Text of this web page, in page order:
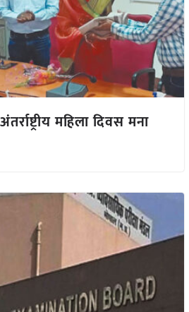
महिला दिवस मना